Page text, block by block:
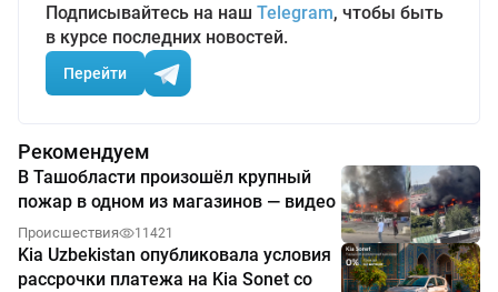
Подписывайтесь на наш Telegram, чтобы быть
в курсе последних новостей.
Перейти
Рекомендуем
В Ташобласти произошёл крупный
пожар в одном из магазинов — видео
Происшествия 11421
Kia Uzbekistan опубликовала условия
рассрочки платежа на Kia Sonet со